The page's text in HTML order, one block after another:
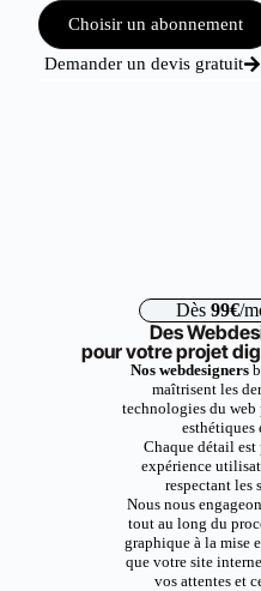
Choisir un abonnement
Demander un devis gratuit
Dès 99€/
Des
pour votre projet
Nos webdesigners
maîtrisent les
technologies du web
esthétiques
Chaque détail
expérience
respectant les
Nous nous
tout au long du
graphique à la mise
que votre site
vos attentes et